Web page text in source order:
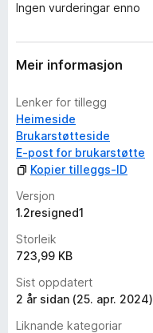
e
i
n
a
r
e
n
n
o
Ingen vurderingar enno
Meir informasjon
Lenker for tillegg
Heimeside
Brukarstøtteside
E-post for brukarstøtte
Kopier tilleggs-ID
Versjon
1.2resigned1
Storleik
723,99 KB
Sist oppdatert
2 år sidan (25. apr. 2024)
Liknande kategoriar